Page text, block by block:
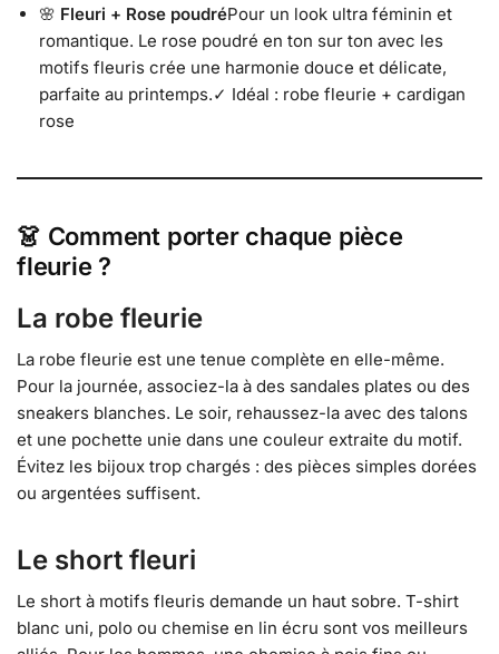
🌸 Fleuri + Rose poudréPour un look ultra féminin et
romantique. Le rose poudré en ton sur ton avec les
motifs fleuris crée une harmonie douce et délicate,
parfaite au printemps.✓ Idéal : robe fleurie + cardigan
rose
👗 Comment porter chaque pièce
fleurie ?
La robe fleurie
La robe fleurie est une tenue complète en elle-même.
Pour la journée, associez-la à des sandales plates ou des
sneakers blanches. Le soir, rehaussez-la avec des talons
et une pochette unie dans une couleur extraite du motif.
Évitez les bijoux trop chargés : des pièces simples dorées
ou argentées suffisent.
Le short fleuri
Le short à motifs fleuris demande un haut sobre. T-shirt
blanc uni, polo ou chemise en lin écru sont vos meilleurs